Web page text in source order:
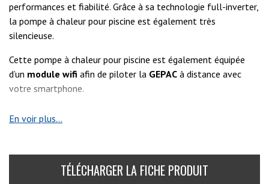
performances et fiabilité. Grâce à sa technologie full-inverter,
la pompe à chaleur pour piscine est également très
silencieuse.
Cette pompe à chaleur pour piscine est également équipée
d’un module wifi afin de piloter la GEPAC à distance avec
votre smartphone.
Fiable et design, la
GEPAC13permet de chauffer des bassins d’environ
En voir plus...
TÉLÉCHARGER LA FICHE PRODUIT